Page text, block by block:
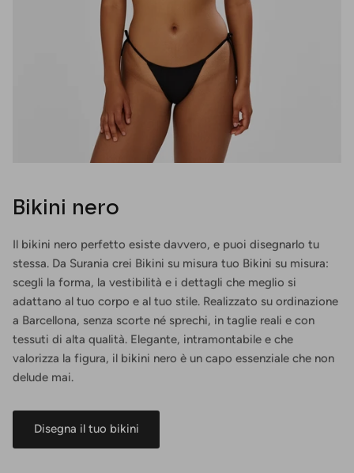
Bikini nero
Il bikini nero perfetto esiste davvero, e puoi disegnarlo tu
stessa. Da Surania crei Bikini su misura tuo Bikini su misura:
scegli la forma, la vestibilità e i dettagli che meglio si
adattano al tuo corpo e al tuo stile. Realizzato su ordinazione
a Barcellona, senza scorte né sprechi, in taglie reali e con
tessuti di alta qualità. Elegante, intramontabile e che
valorizza la figura, il bikini nero è un capo essenziale che non
delude mai.
Disegna il tuo bikini